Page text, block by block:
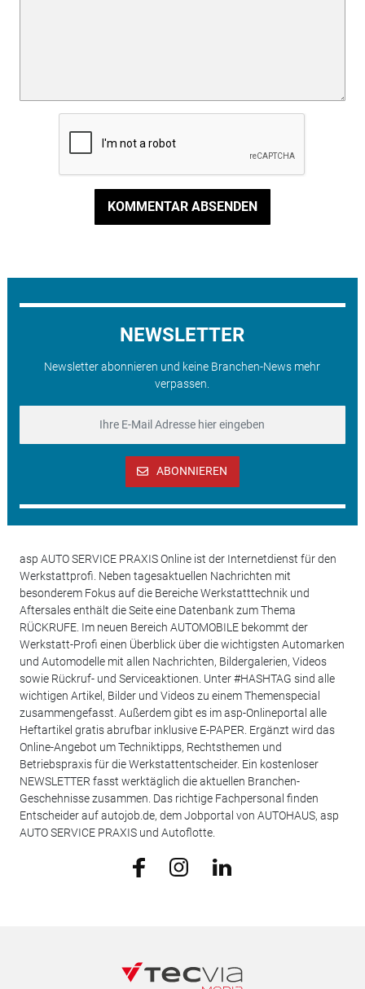
KOMMENTAR ABSENDEN
NEWSLETTER
Newsletter abonnieren und keine Branchen-News mehr
verpassen.
ABONNIEREN
asp AUTO SERVICE PRAXIS Online ist der Internetdienst für den
Werkstattprofi. Neben tagesaktuellen Nachrichten mit
besonderem Fokus auf die Bereiche Werkstatttechnik und
Aftersales enthält die Seite eine Datenbank zum Thema
RÜCKRUFE. Im neuen Bereich AUTOMOBILE bekommt der
Werkstatt-Profi einen Überblick über die wichtigsten Automarken
und Automodelle mit allen Nachrichten, Bildergalerien, Videos
sowie Rückruf- und Serviceaktionen. Unter #HASHTAG sind alle
wichtigen Artikel, Bilder und Videos zu einem Themenspecial
zusammengefasst. Außerdem gibt es im asp-Onlineportal alle
Heftartikel gratis abrufbar inklusive E-PAPER. Ergänzt wird das
Online-Angebot um Techniktipps, Rechtsthemen und
Betriebspraxis für die Werkstattentscheider. Ein kostenloser
NEWSLETTER fasst werktäglich die aktuellen Branchen-
Geschehnisse zusammen. Das richtige Fachpersonal finden
Entscheider auf autojob.de, dem Jobportal von AUTOHAUS, asp
AUTO SERVICE PRAXIS und Autoflotte.